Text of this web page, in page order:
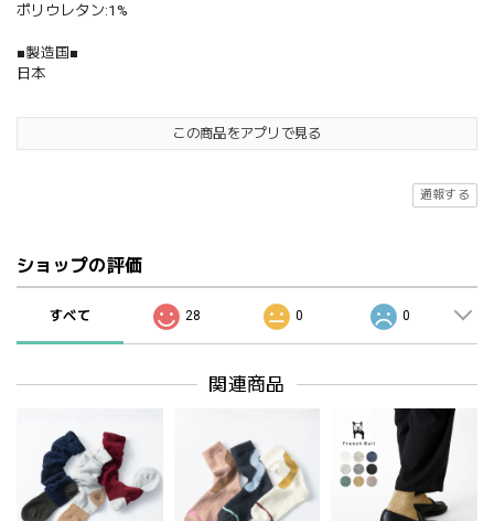
ポリウレタン:1%
■製造国■
日本
この商品をアプリで見る
通報する
ショップの評価
すべて 28 0 0
関連商品